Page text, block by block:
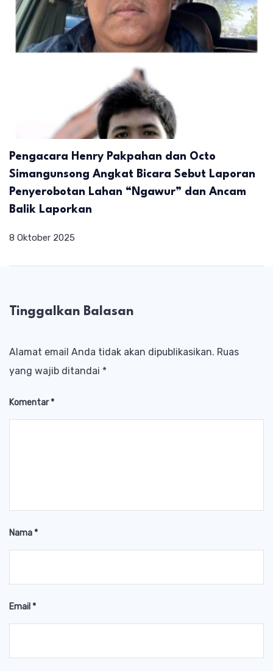
Pengacara Henry Pakpahan dan Octo
Simangunsong Angkat Bicara Sebut Laporan
Penyerobotan Lahan “Ngawur” dan Ancam
Balik Laporkan
8 Oktober 2025
Tinggalkan Balasan
Alamat email Anda tidak akan dipublikasikan. Ruas
yang wajib ditandai *
Komentar*
Nama*
Email *